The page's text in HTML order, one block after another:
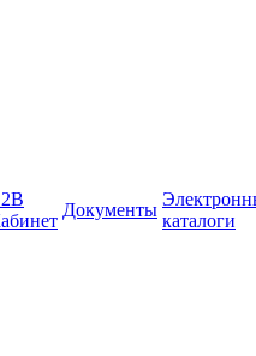
Документы
каталоги